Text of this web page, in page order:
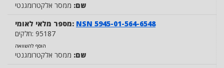
שם: ממסר אלקטרומגנטי
מספר מלאי לאומי: NSN 5945-01-564-6548
חלקים: 95187
הוסף להשוואה
שם: ממסר אלקטרומגנטי